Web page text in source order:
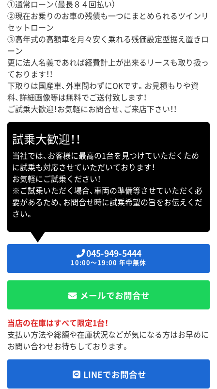
①通常ローン（最長８４回払い）
②現在お乗りのお車の残債も一つにまとめられるツインリ
セットローン
③高年式の高額車を月々安く乗れる残価設定型据え置きロ
ーン
更に法人名義であれば経費計上が出来るリースも取り扱っ
ております！！
下取りは国産車、外車問わずにOKです。お見積もりや資
料、詳細画像等は無料でご送付致します！
ご試乗大歓迎！お気軽にお問合せ、ご来店下さい！！
試乗大歓迎！！
当社では、お客様に最高の1台を見つけていただくため
に試乗も対応させていただいております！
お気軽にご試乗ください！
※ご試乗いただく場合、車両の準備等させていただく必
要があるため、お問合せ時に試乗希望の旨をお伝えくだ
さい。
045-949-5444
10:00～19:00 年中無休
メールでお問合せ
当店の在庫はすべて限定1台！
支払い方法や総額や在庫状況などが気になる方はお早めに
お問い合わせお待ちしております。
LINEでお問合せ